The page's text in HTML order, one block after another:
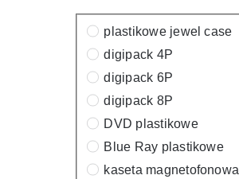
plastikowe jewel case
digipack 4P
digipack 6P
digipack 8P
DVD plastikowe
Blue Ray plastikowe
kaseta magnetofonowa